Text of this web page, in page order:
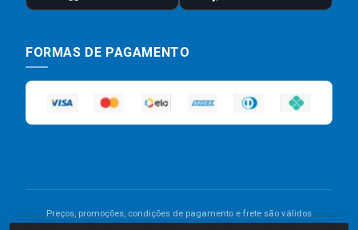
FORMAS DE PAGAMENTO
Preços, promoções, condições de pagamento e frete são válidos